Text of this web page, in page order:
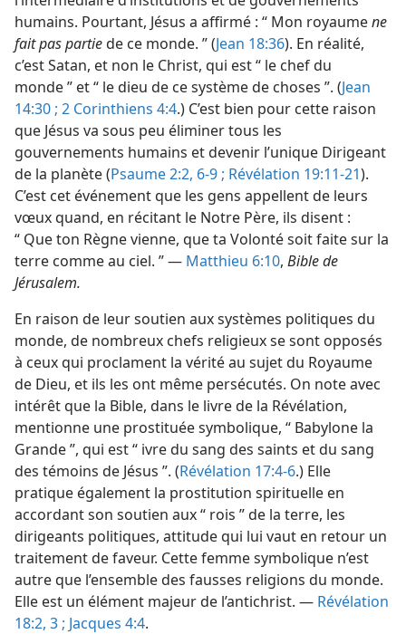
humains. Pourtant, Jésus a affirmé : “ Mon royaumene
fait pas partiede ce monde. ” (Jean 18:36). En réalité,
c’est Satan, et non le Christ, qui est “ le chef du
monde ” et “ le dieu de ce système de choses ”. (Jean
14:30 ; 2 Corinthiens 4:4.) C’est bien pour cette raison
que Jésus va sous peu éliminer tous les
gouvernements humains et devenir l’unique Dirigeant
de la planète (Psaume 2:2, 6-9 ; Révélation 19:11-21).
C’est cet événement que les gens appellent de leurs
vœux quand, en récitant le Notre Père, ils disent :
“ Que ton Règne vienne, que ta Volonté soit faite sur la
terre comme au ciel. ” — Matthieu 6:10, Bible de
Jérusalem.
En raison de leur soutien aux systèmes politiques du
monde, de nombreux chefs religieux se sont opposés
à ceux qui proclament la vérité au sujet du Royaume
de Dieu, et ils les ont même persécutés. On note avec
intérêt que la Bible, dans le livre de la Révélation,
mentionne une prostituée symbolique, “ Babylone la
Grande ”, qui est “ ivre du sang des saints et du sang
des témoins de Jésus ”. (Révélation 17:4-6.) Elle
pratique également la prostitution spirituelle en
accordant son soutien aux “ rois ” de la terre, les
dirigeants politiques, attitude qui lui vaut en retour un
traitement de faveur. Cette femme symbolique n’est
autre que l’ensemble des fausses religions du monde.
Elle est un élément majeur de l’antichrist. — Révélation
18:2, 3 ; Jacques 4:4.